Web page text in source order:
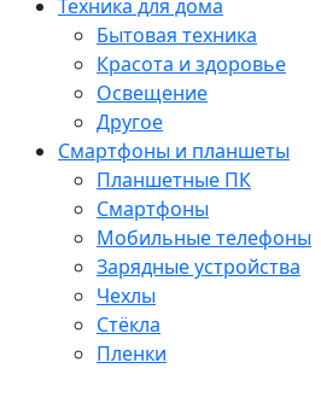
Техника для дома
Бытовая техника
Красота и здоровье
Освещение
Другое
Смартфоны и планшеты
Планшетные ПК
Смартфоны
Мобильные телефоны
Зарядные устройства
Чехлы
Стёкла
Пленки